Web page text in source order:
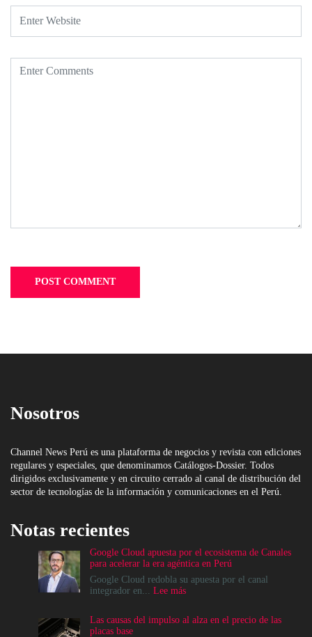
Nosotros
Channel News Perú es una plataforma de negocios y revista con ediciones
regulares y especiales, que denominamos Catálogos-Dossier. Todos
dirigidos exclusivamente y en circuito cerrado al canal de distribución del
sector de tecnologías de la información y comunicaciones en el Perú.
Notas recientes
Google Cloud apuesta por el ecosistema de Canales
para acelerar la era agéntica en Perú
Google Cloud redobla su apuesta por el canal
integrador en... Lee más:
apuesta
Las causas del impulso al alza en el precio de las
placas base